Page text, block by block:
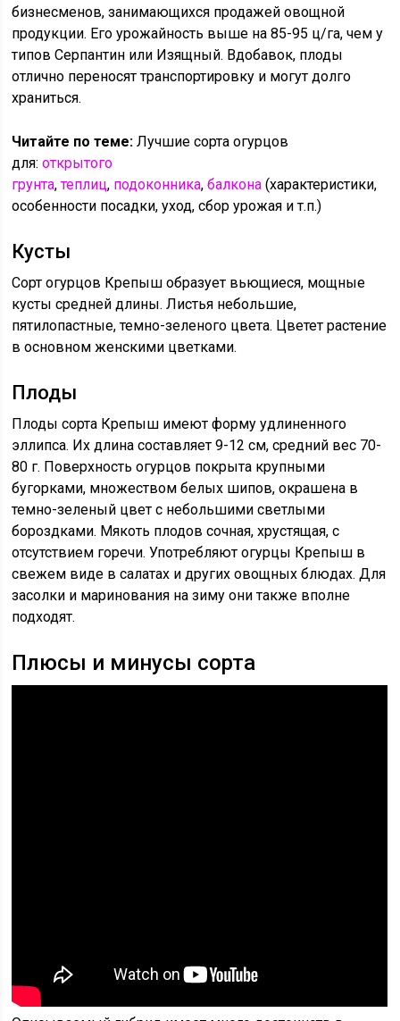
бизнесменов, занимающихся продажей овощной
продукции. Его урожайность выше на 85-95 ц/га, чем у
типов Серпантин или Изящный. Вдобавок, плоды
отлично переносят транспортировку и могут долго
храниться.
Читайте по теме:Лучшие сорта огурцов
для:открытого
грунта,теплиц, подоконника,балкона (характеристики,
особенности посадки, уход, сбор урожая и т.п.)
Кусты
Сорт огурцов Крепыш образует вьющиеся, мощные
кусты средней длины. Листья небольшие,
пятилопастные, темно-зеленого цвета. Цветет растение
в основном женскими цветками.
Плоды
Плоды сорта Крепыш имеют форму удлиненного
эллипса. Их длина составляет 9-12 см, средний вес 70-
80 г. Поверхность огурцов покрыта крупными
бугорками, множеством белых шипов, окрашена в
темно-зеленый цвет с небольшими светлыми
бороздками. Мякоть плодов сочная, хрустящая, с
отсутствием горечи. Употребляют огурцы Крепыш в
свежем виде в салатах и других овощных блюдах. Для
засолки и маринования на зиму они также вполне
подходят.
Плюсы и минусы сорта